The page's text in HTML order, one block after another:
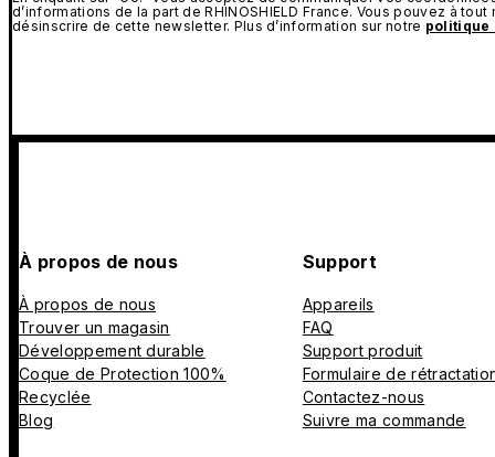
d’informations de la part de RHINOSHIELD France. Vous pouvez à
désinscrire de cette newsletter. Plus d’information sur notre politique
À propos de nous
À propos de nous
Trouver un magasin
Développement durable
Coque de Protection 100%
Recyclée
Blog
Support
Appareils
FAQ
Support produit
Formulaire de
Contactez-nous
Suivre ma commande